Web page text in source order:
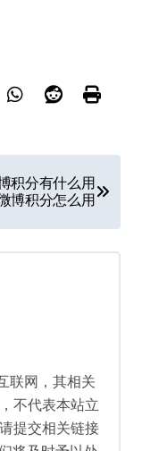
积分有什么用
博积分怎么用
联网，其相关
不代表本站立
提交相关链接